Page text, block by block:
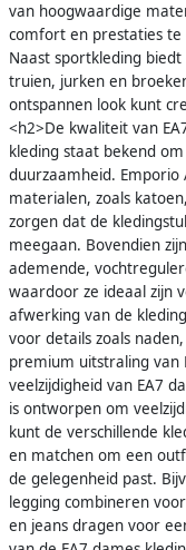
van hoogwaardige
comfort en prestaties
Naast sportkleding biedt
truien, jurken en
ontspannen look kunt
<h2>De kwaliteit van
kleding staat bekend
duurzaamheid.
materialen, zoals
zorgen dat de
meegaan. Bovendien
ademende,
waardoor ze ideaal zijn
afwerking van de
voor details zoals
premium uitstraling van
veelzijdigheid van EA7
is ontworpen om
kunt de verschillende
en matchen om een
de gelegenheid past.
legging combineren
en jeans dragen voor